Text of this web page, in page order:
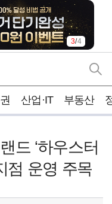
3/4
산업·IT 부동산
드 ‘하우스터
점 운영 주목